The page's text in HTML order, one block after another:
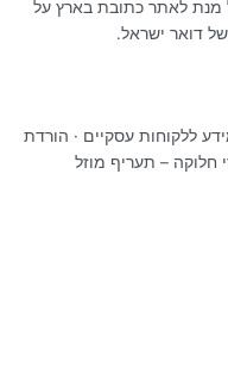
מנת לאתר כתובת בארץ על
דואר ישראל.
ללקוחות עסקיים · הורדת
חלוקה – תעריף מוזל